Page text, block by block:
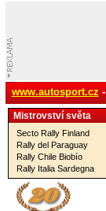
www.autosport.cz
Mistrovství­ světa
Secto Rally Finland
Rally del Paraguay
Rally Chile Biobío
Rally Italia Sardegna